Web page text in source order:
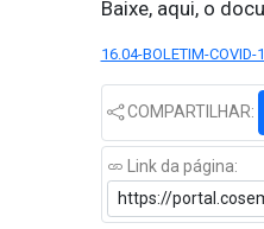
Baixe, aqui, o
16.04-BOLETIM-COVID-
COMPARTILHAR:
Link da página: